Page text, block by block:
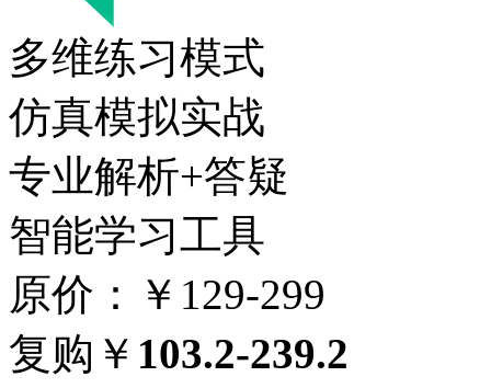
多维练习模式
仿真模拟实战
专业解析+答疑
智能学习工具
原价：￥129-299
复购￥ 103.2-239.2